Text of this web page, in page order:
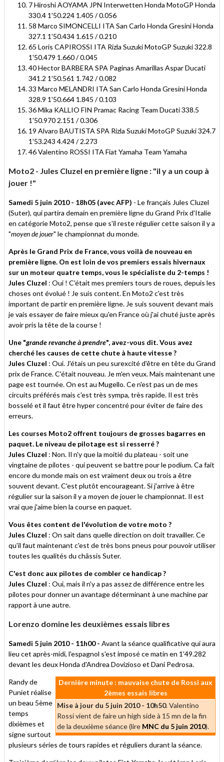
7 Hiroshi AOYAMA JPN Interwetten Honda MotoGP Honda
330.4 1'50.224 1.405 / 0.056
58 Marco SIMONCELLI ITA San Carlo Honda Gresini Honda
327.1 1'50.434 1.615 / 0.210
65 Loris CAPIROSSI ITA Rizla Suzuki MotoGP Suzuki 322.8
1'50.479 1.660 / 0.045
40 Hector BARBERA SPA Paginas Amarillas Aspar Ducati
341.2 1'50.561 1.742 / 0.082
33 Marco MELANDRI ITA San Carlo Honda Gresini Honda
328.9 1'50.664 1.845 / 0.103
36 Mika KALLIO FIN Pramac Racing Team Ducati 338.5
1'50.970 2.151 / 0.306
19 Alvaro BAUTISTA SPA Rizla Suzuki MotoGP Suzuki 324.7
1'53.243 4.424 / 2.273
46 Valentino ROSSI ITA Fiat Yamaha Team Yamaha
Moto2 - Jules Cluzel en première ligne : "il y a un coup à
jouer !"
Samedi 5 juin 2010 - 18h05 (avec AFP) - Le français Jules Cluzel
(Suter), qui partira demain en première ligne du Grand Prix d'Italie
en catégorie Moto2, pense que s'il reste régulier cette saison il y a
"moyen de jouer" le championnat du monde.
Après le Grand Prix de France, vous voilà de nouveau en
première ligne. On est loin de vos premiers essais hivernaux
sur un moteur quatre temps, vous le spécialiste du 2-temps !
Jules Cluzel : Oui ! C'était mes premiers tours de roues, depuis les
choses ont évolué ! Je suis content. En Moto2 c'est très
important de partir en première ligne. Je suis souvent devant mais
je vais essayer de faire mieux qu'en France où j'ai chuté juste après
avoir pris la tête de la course !
Une "grande revanche à prendre", avez-vous dit. Vous avez
cherché les causes de cette chute à haute vitesse ?
Jules Cluzel : Oui. J'étais un peu surexcité d'être en tête du Grand
prix de France. C'était nouveau. Je m'en veux. Mais maintenant une
page est tournée. On est au Mugello. Ce n'est pas un de mes
circuits préférés mais c'est très sympa, très rapide. Il est très
bosselé et il faut être hyper concentré pour éviter de faire des
erreurs.
Les courses Moto2 offrent toujours de grosses bagarres en
paquet. Le niveau de pilotage est si resserré ?
Jules Cluzel : Non. Il n'y que la moitié du plateau - soit une
vingtaine de pilotes - qui peuvent se battre pour le podium. Ca fait
encore du monde mais on est vraiment deux ou trois a être
souvent devant. C'est plutôt encourageant. Si j'arrive à être
régulier sur la saison il y a moyen de jouer le championnat. Il est
vrai que j'aime bien la course en paquet.
Vous êtes content de l'évolution de votre moto ?
Jules Cluzel : On sait dans quelle direction on doit travailler. Ce
qu'il faut maintenant c'est de très bons pneus pour pouvoir utiliser
toutes les qualités du châssis Suter.
C'est donc aux pilotes de combler ce handicap ?
Jules Cluzel : Oui, mais il n'y a pas assez de différence entre les
pilotes pour donner un avantage déterminant à une machine par
rapport à une autre.
Lorenzo domine les deuxièmes essais libres
Samedi 5 juin 2010 - 11h00 - Avant la séance qualificative qui aura
lieu cet après-midi, l'espagnol s'est imposé ce matin en 1'49.282
devant les deux Honda d'Andrea Dovizioso et Dani Pedrosa.
Dernière minute : mauvaise chute de Rossi aux
2èmes essais libres
Mise à jour du 5 juin 2010 - 10h50. Valentino
Rossi vient de faire un high side à 15 mn de la fin
de la deuxième séance (lire MNC du 5 juin 2010).
Randy de
Puniet réalise
un beau 5ème
temps
dixièmes et
signe surtout
plusieurs séries de tours rapides et réguliers durant la séance.